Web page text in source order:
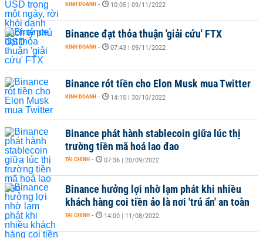
KINH DOANH - 10:05 | 09/11/2022
Binance đạt thỏa thuận 'giải cứu' FTX
KINH DOANH - 07:43 | 09/11/2022
Binance rót tiền cho Elon Musk mua Twitter
KINH DOANH - 14:15 | 30/10/2022
Binance phát hành stablecoin giữa lúc thị
trường tiền mã hoá lao đao
TÀI CHÍNH - 07:36 | 20/09/2022
Binance hưởng lợi nhờ lạm phát khi nhiều
khách hàng coi tiền ảo là nơi 'trú ẩn' an toàn
TÀI CHÍNH - 14:00 | 11/08/2022